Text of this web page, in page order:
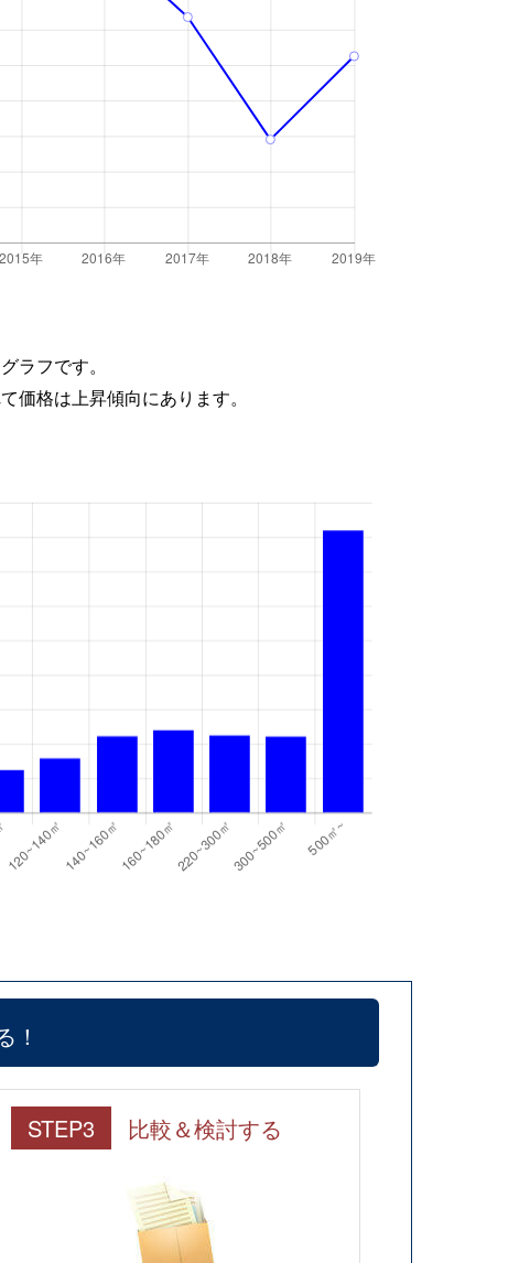
ラフです。
価格は上昇傾向にあります。
！
STEP3 比較＆検討する